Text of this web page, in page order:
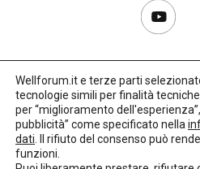
Copyright
Privacy
Wellforum.it e terze parti
tecnologie simili per finalità
per “miglioramento
pubblicità” come specificato nella
dati . Il rifiuto del consenso può
funzioni.